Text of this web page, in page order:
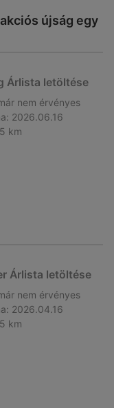
újság egy
Árlista letöltése
nem érvényes
2026.06.16
km
Árlista letöltése
nem érvényes
2026.04.16
km